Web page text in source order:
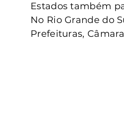
Estados também
No Rio Grande do
Prefeituras,